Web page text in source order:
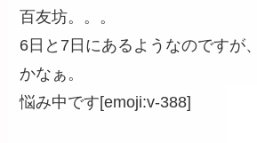
百友坊。。。
6日と7日にあるようなのですが
かなぁ。
悩み中です[emoji:v-388]